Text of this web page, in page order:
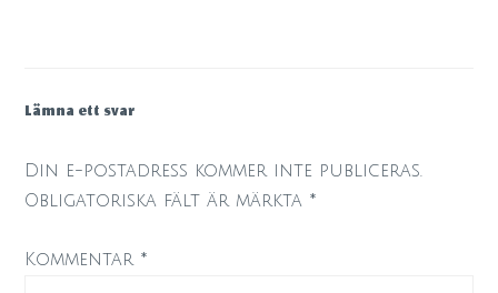
Lämna ett svar
Din e-postadress kommer inte publiceras.
Obligatoriska fält är märkta *
Kommentar *